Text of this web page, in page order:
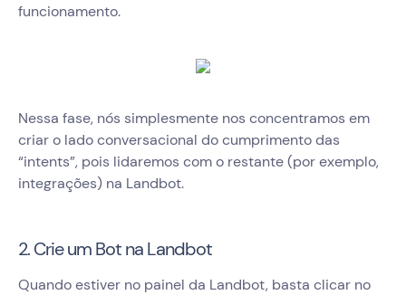
funcionamento.
Nessa fase, nós simplesmente nos concentramos em
criar o lado conversacional do cumprimento das
“intents”, pois lidaremos com o restante (por exemplo,
integrações) na Landbot.
2. Crie um Bot na Landbot
Quando estiver no painel da Landbot, basta clicar no